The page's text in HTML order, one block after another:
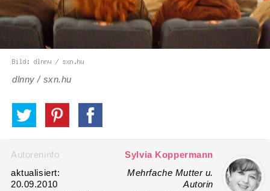
dlnny / sxn.hu
Autoreninfo
Sylvia Koppermann
aktualisiert:
20.09.2010
Mehrfache Mutter u.
Autorin